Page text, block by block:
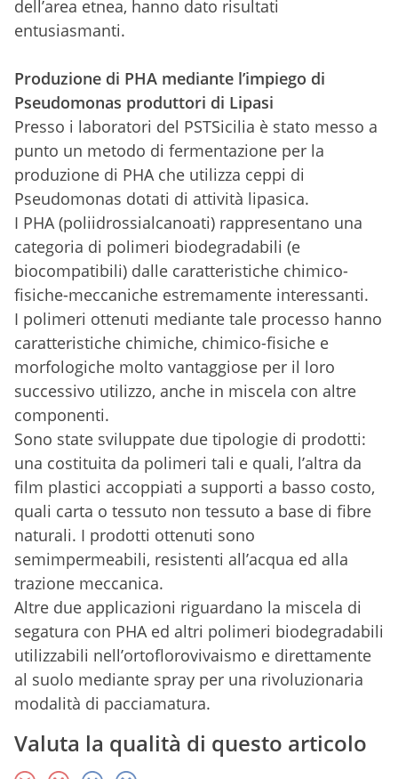
dell’area etnea, hanno dato risultati
entusiasmanti.
Produzione di PHA mediante l’impiego di
Pseudomonas produttori di Lipasi
Presso i laboratori del PSTSicilia è stato messo a
punto un metodo di fermentazione per la
produzione di PHA che utilizza ceppi di
Pseudomonas dotati di attività lipasica.
I PHA (poliidrossialcanoati) rappresentano una
categoria di polimeri biodegradabili (e
biocompatibili) dalle caratteristiche chimico-
fisiche-meccaniche estremamente interessanti.
I polimeri ottenuti mediante tale processo hanno
caratteristiche chimiche, chimico-fisiche e
morfologiche molto vantaggiose per il loro
successivo utilizzo, anche in miscela con altre
componenti.
Sono state sviluppate due tipologie di prodotti:
una costituita da polimeri tali e quali, l’altra da
film plastici accoppiati a supporti a basso costo,
quali carta o tessuto non tessuto a base di fibre
naturali. I prodotti ottenuti sono
semimpermeabili, resistenti all’acqua ed alla
trazione meccanica.
Altre due applicazioni riguardano la miscela di
segatura con PHA ed altri polimeri biodegradabili
utilizzabili nell’ortoflorovivaismo e direttamente
al suolo mediante spray per una rivoluzionaria
modalità di pacciamatura.
Valuta la qualità di questo articolo